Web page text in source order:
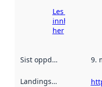
Les meir om
innhenting
her
Sist oppdatert 9.
Landingsside